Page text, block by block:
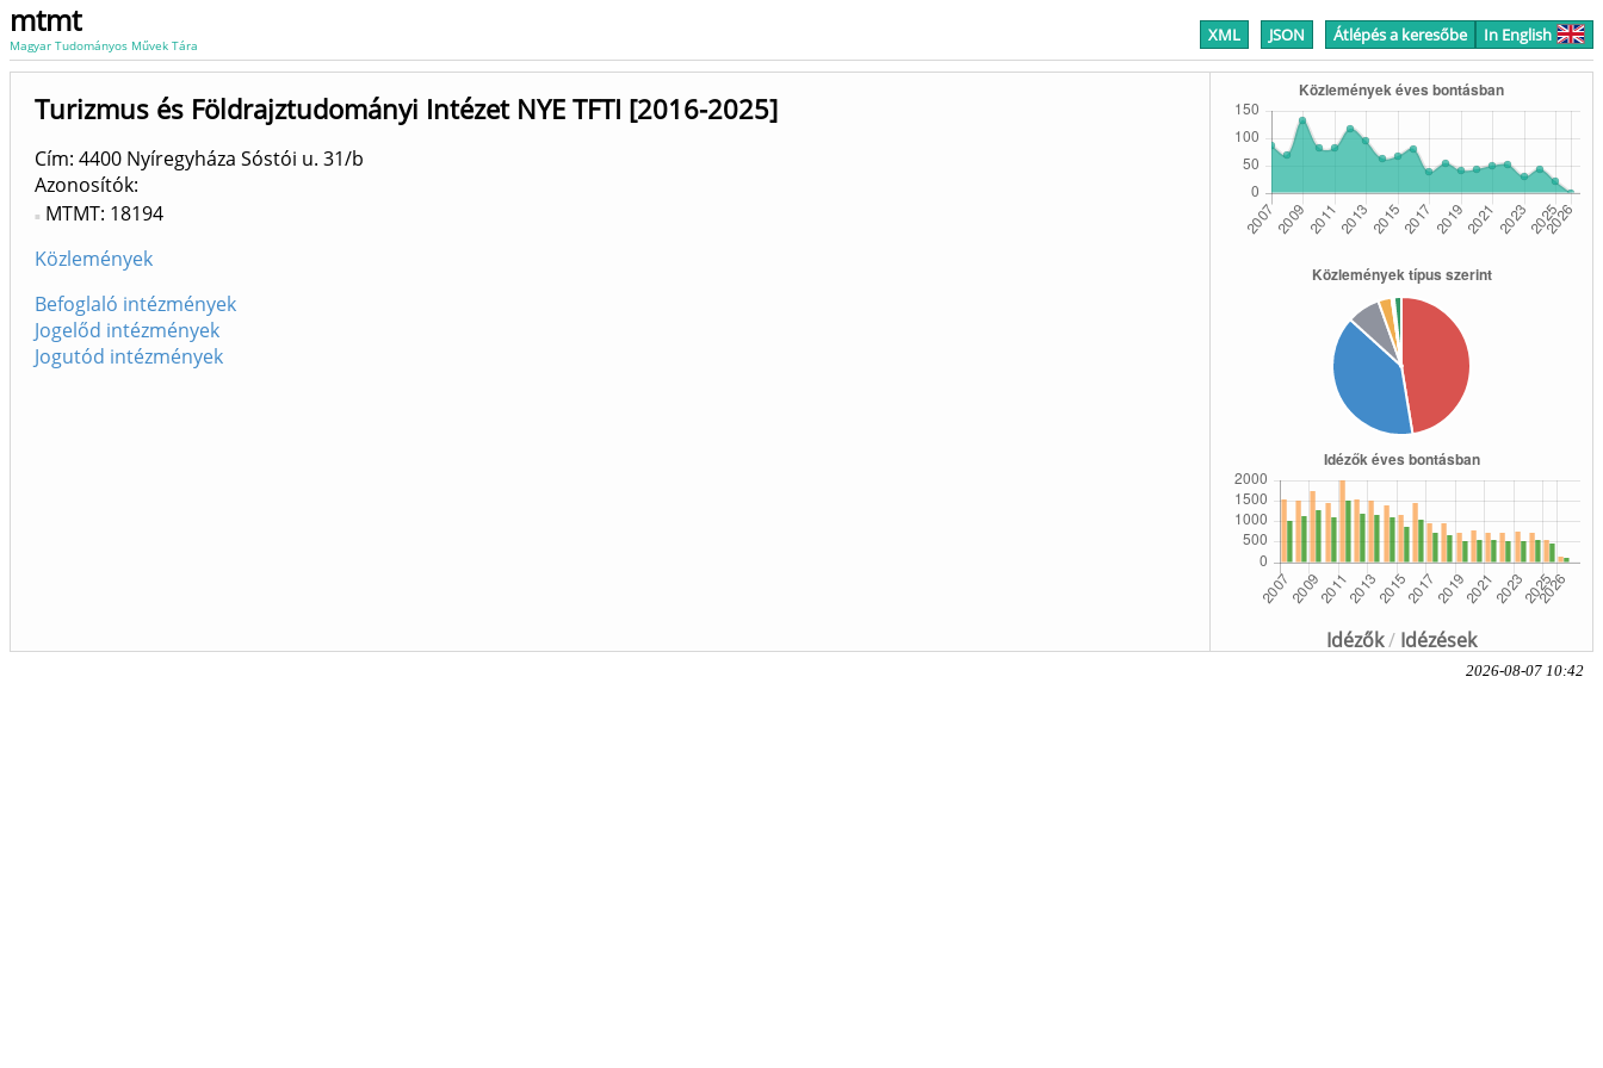
mtmt
Magyar Tudományos Művek Tára XML JSON Átlépés a keresőbe In English
Idézők/ Idézések
Turizmus és Földrajztudományi Intézet NYE TFTI [2016-2025]
Cím: 4400 Nyíregyháza Sóstói u. 31/b
Azonosítók
MTMT: 18194
Közlemények
Befoglaló intézmények
Jogelőd intézmények
Jogutód intézmények
2026-08-07 10:42